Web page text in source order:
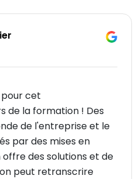
pour cet
de la formation ! Des
de l'entreprise et le
par des mises en
des solutions et de
peut retranscrire